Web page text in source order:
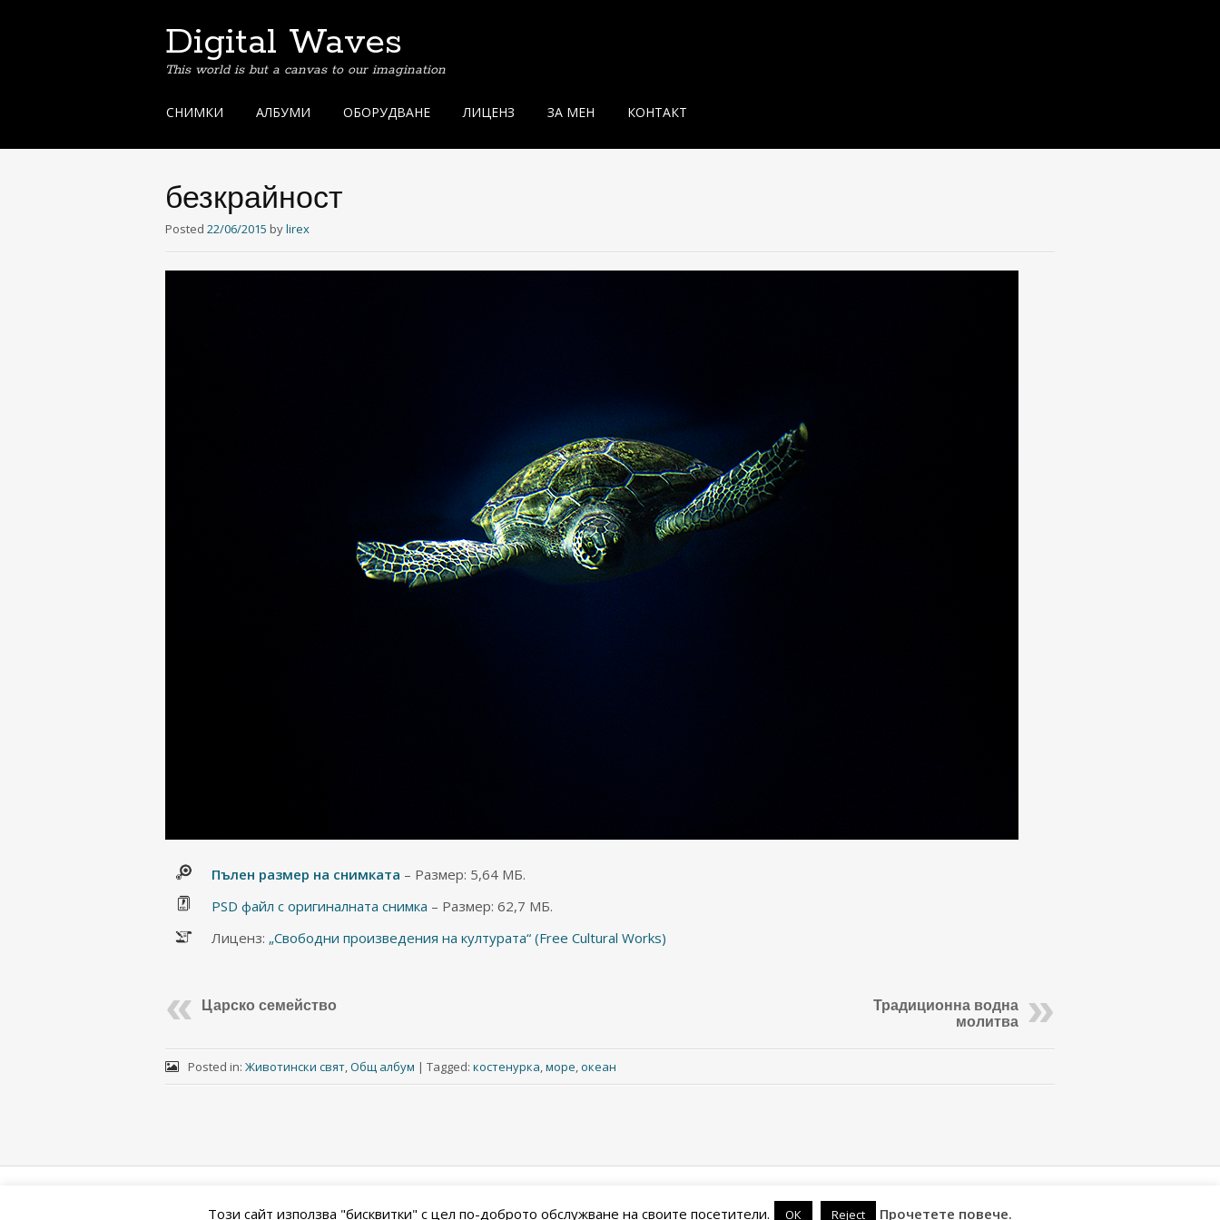
Digital Waves
This world is but a canvas to our imagination
Skip
content
СНИМКИ АЛБУМИ ОБОРУДВАНЕ ЛИЦЕНЗ ЗА МЕН КОНТАКТ
безкрайност
Posted 22/06/2015 bylirex
Пълен размер на снимката – Размер: 5,64 МБ.
PSD файл с оригиналната снимка – Размер: 62,7 МБ.
Лиценз: „Свободни произведения на културата“ (Free Cultural Works)
Царско семейство
Традиционна водна
молитва
Posted in: Животински свят,Общ албум | Tagged: костенурка,море,океан
Този сайт използва "бисквитки" с цел по-доброто обслужване на своите посетители. ОК Reject Прочетете повече.